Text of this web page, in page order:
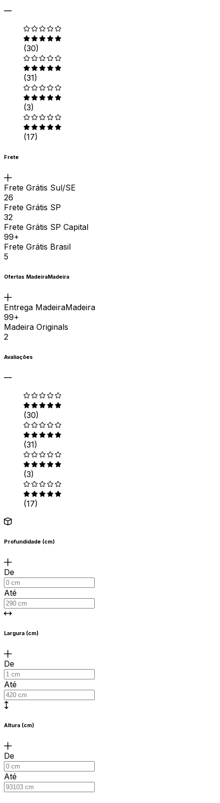
(30)
(31)
(3)
(17)
Frete
Frete Grátis Sul/SE
26
Frete Grátis SP
32
Frete Grátis SP Capital
99+
Frete Grátis Brasil
5
Ofertas MadeiraMadeira
Entrega MadeiraMadeira
99+
Madeira Originals
2
Avaliações
(30)
(31)
(3)
(17)
Profundidade (cm)
De
Até
Largura (cm)
De
Até
Altura (cm)
De
Até